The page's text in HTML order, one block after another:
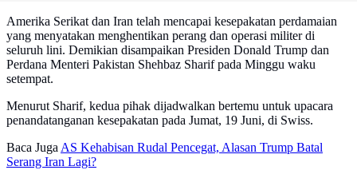
Amerika Serikat dan Iran telah mencapai kesepakatan perdamaian
yang menyatakan menghentikan perang dan operasi militer di
seluruh lini. Demikian disampaikan Presiden Donald Trump dan
Perdana Menteri Pakistan Shehbaz Sharif pada Minggu waku
setempat.
Menurut Sharif, kedua pihak dijadwalkan bertemu untuk upacara
penandatanganan kesepakatan pada Jumat, 19 Juni, di Swiss.
Baca JugaAS Kehabisan Rudal Pencegat, Alasan Trump Batal
Serang Iran Lagi?